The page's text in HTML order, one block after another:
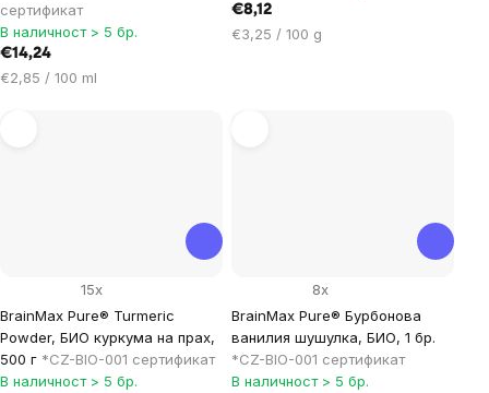
сертификат
В наличност > 5 бр.
€14,24
Цена
€2,85 / 100 ml
€8,12
Цена
€3,25 / 100 g
BrainMax Pure® Turmeric
Powder, БИО куркума на прах,
500 г *CZ-BIO-001 сертификат
15x
В наличност > 5 бр.
BrainMax Pure® Бурбонова
ванилия шушулка, БИО, 1 бр.
*CZ-BIO-001 сертификат
8x
В наличност > 5 бр.